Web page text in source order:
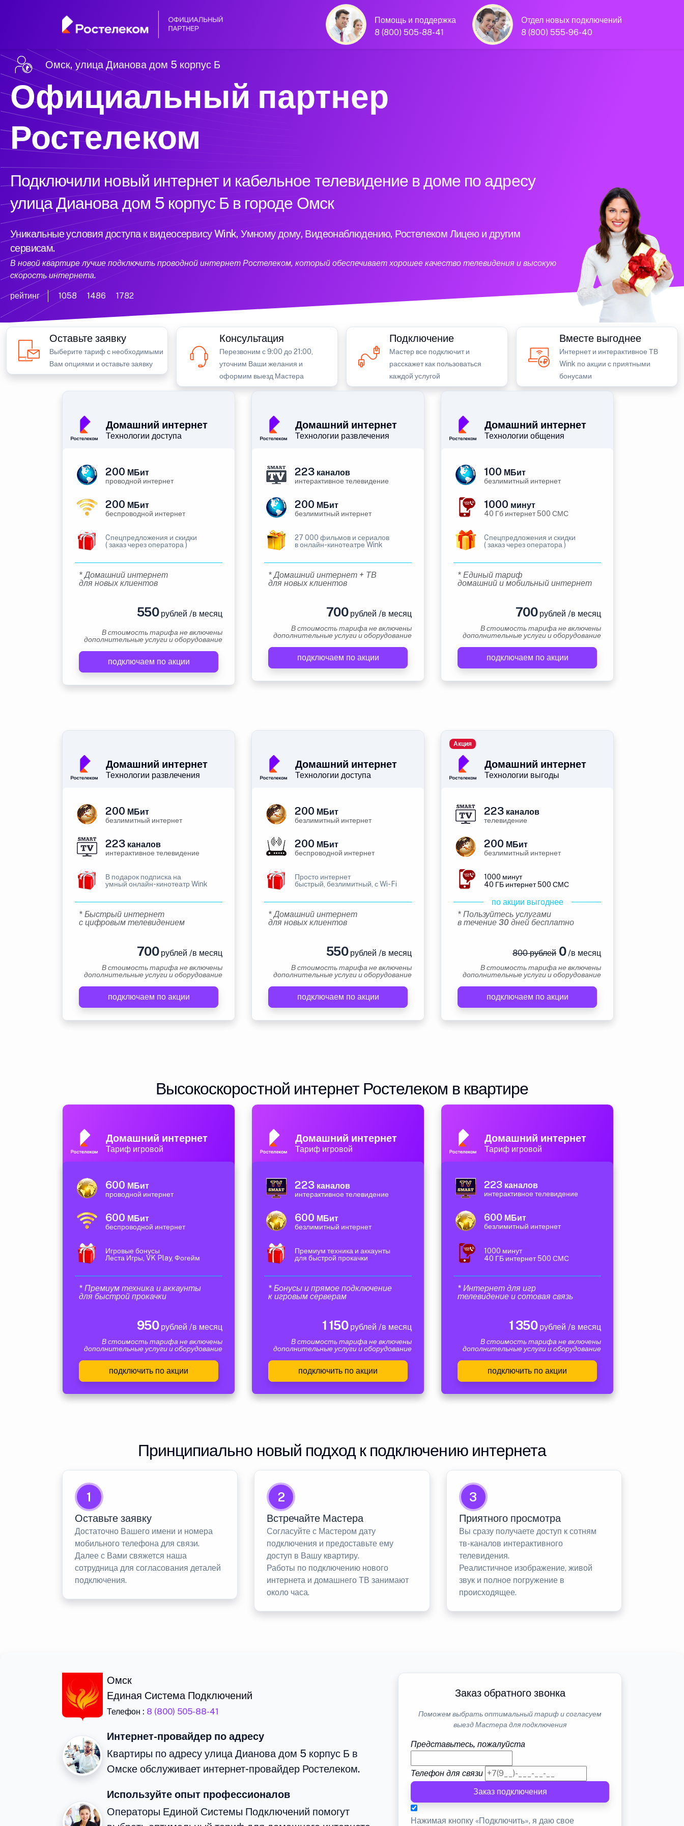
Помощь и поддержка
8 (800) 505-88-41
Отдел новых подключений
8 (800) 555-96-40
Омск, улица Дианова дом 5 корпус Б
Официальный партнер
Ростелеком
Подключили новый интернет и кабельное телевидение в доме по адресу
улица Дианова дом 5 корпус Б в городе Омск
Уникальные условия доступа к видеосервису Wink, Умному дому, Видеонаблюдению, Ростелеком Лицею и другим
сервисам.
В новой квартире лучше подключить проводной интернет Ростелеком, который обеспечивает хорошее качество телевидения и высокую
скорость интернета.
рейтинг 1058 1486 1782
Оставьте заявку
Выберите тариф с необходимыми
Вам опциями и оставьте заявку
Консультация
Перезвоним с 9:00 до 21:00,
уточним Ваши желания и
оформим выезд Мастера
Подключение
Мастер все подключит и
расскажет как пользоваться
каждой услугой
Вместе выгоднее
Интернет и интерактивное ТВ
Wink по акции с приятными
бонусами
Домашний интернет
Технологии доступа
200 МБит
проводной интернет
200 МБит
беспроводной интернет
Cпецпредложения и скидки
( заказ через оператора )
* Домашний интернет
для новых клиентов
550рублей /в месяц
В стоимость тарифа не включены
дополнительные услуги и оборудование
подключаем по акции
Домашний интернет
Технологии развлечения
223 каналов
интерактивное телевидение
200 МБит
безлимитный интернет
27 000 фильмов и сериалов
в онлайн-кинотеатре Wink
* Домашний интернет + ТВ
для новых клиентов
700рублей /в месяц
В стоимость тарифа не включены
дополнительные услуги и оборудование
подключаем по акции
Домашний интернет
Технологии общения
100 МБит
безлимитный интернет
1000 минут
40 Гб интернет 500 СМС
Cпецпредложения и скидки
( заказ через оператора )
* Единый тариф
домашний и мобильный интернет
700рублей /в месяц
В стоимость тарифа не включены
дополнительные услуги и оборудование
подключаем по акции
Домашний интернет
Технологии развлечения
200 МБит
безлимитный интернет
223 каналов
интерактивное телевидение
В подарок подписка на
умный онлайн-кинотеатр Wink
* Быстрый интернет
с цифровым телевидением
700рублей /в месяц
В стоимость тарифа не включены
дополнительные услуги и оборудование
подключаем по акции
Домашний интернет
Технологии доступа
200 МБит
безлимитный интернет
200 МБит
беспроводной интернет
Просто интернет
быстрый, безлимитный, с Wi-Fi
* Домашний интернет
для новых клиентов
550рублей /в месяц
В стоимость тарифа не включены
дополнительные услуги и оборудование
подключаем по акции
Домашний интернет
Технологии выгоды
Акция
223 каналов
телевидение
200 МБит
безлимитный интернет
1000 минут
40 ГБ интернет 500 СМС
по акции выгоднее
* Пользуйтесь услугами
в течение 30 дней бесплатно
800 рублей0/в месяц
В стоимость тарифа не включены
дополнительные услуги и оборудование
подключаем по акции
Высокоскоростной интернет Ростелеком в квартире
Домашний интернет
Тариф игровой
600 МБит
проводной интернет
600 МБит
беспроводной интернет
Игровые бонусы
Леста Игры, VK Play, Фогейм
* Премиум техника и аккаунты
для быстрой прокачки
950рублей /в месяц
В стоимость тарифа не включены
дополнительные услуги и оборудование
подключить по акции
Домашний интернет
Тариф игровой
223 каналов
интерактивное телевидение
600 МБит
безлимитный интернет
Премиум техника и аккаунты
для быстрой прокачки
* Бонусы и прямое подключение
к игровым серверам
1 150рублей /в месяц
В стоимость тарифа не включены
дополнительные услуги и оборудование
подключить по акции
Домашний интернет
Тариф игровой
223 каналов
интерактивное телевидение
600 МБит
безлимитный интернет
1000 минут
40 ГБ интернет 500 СМС
* Интернет для игр
телевидение и сотовая связь
1 350рублей /в месяц
В стоимость тарифа не включены
дополнительные услуги и оборудование
подключить по акции
Принципиально новый подход к подключению интернета
1
Оставьте заявку
Достаточно Вашего имени и номера
мобильного телефона для связи.
Далее с Вами свяжется наша
сотрудница для согласования деталей
подключения.
2
Встречайте Мастера
Согласуйте с Мастером дату
подключения и предоставьте ему
доступ в Вашу квартиру.
Работы по подключению нового
интернета и домашнего ТВ занимают
около часа.
3
Приятного просмотра
Вы сразу получаете доступ к сотням
тв-каналов интерактивного
телевидения.
Реалистичное изображение, живой
звук и полное погружение в
происходящее.
Омск
Единая Система Подключений
Телефон : 8 (800) 505-88-41
Интернет-провайдер по адресу
Квартиры по адресу улица Дианова дом 5 корпус Б в
Омске обслуживает интернет-провайдер Ростелеком.
Используйте опыт профессионалов
Операторы Единой Системы Подключений помогут
Заказ обратного звонка
Поможем выбрать оптимальный тариф и согласуем
выезд Мастера для подключения
Представьтесь, пожалуйста
Телефон для связи
Заказ подключения
Нажимая кнопку «Подключить», я даю свое